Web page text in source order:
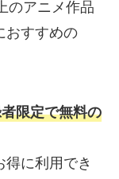
のアニメ作品
おすすめの
限定で無料の
に利用でき